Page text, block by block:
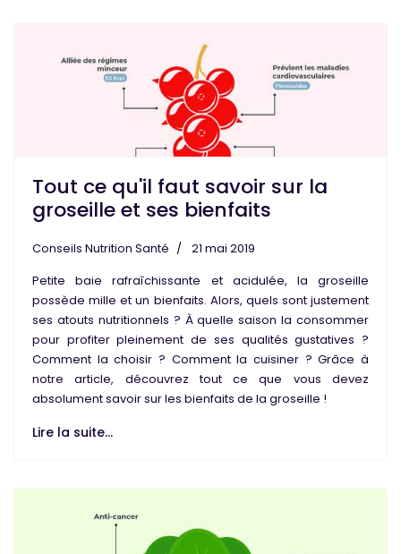
Tout ce qu'il faut savoir sur la
groseille et ses bienfaits
Conseils Nutrition Santé
21 mai 2019
Petitebaie rafraîchissante et acidulée, lagroseille
possède mille et un bienfaits. Alors, quels sont justement
ses atouts nutritionnels ? À quelle saison la consommer
pour profiter pleinement de ses qualités gustatives ?
Comment la choisir ? Comment la cuisiner ? Grâce à
notre article, découvrez tout ce que vous devez
absolument savoir sur les bienfaits de la groseille !
Lire la suite...